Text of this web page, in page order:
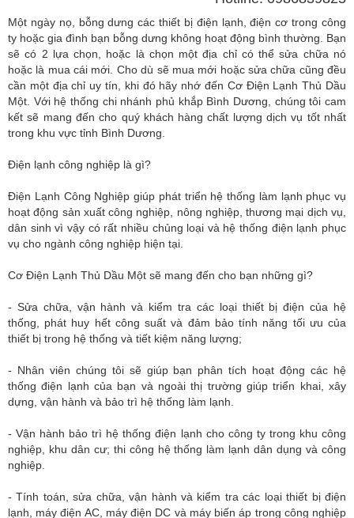
Một ngày nọ, bỗng dưng các thiết bị điện lạnh, điện cơ trong công
ty hoặc gia đình bạn bỗng dưng không hoạt động bình thường. Bạn
sẽ có 2 lựa chọn, hoặc là chọn một địa chỉ có thể sửa chữa nó
hoặc là mua cái mới. Cho dù sẽ mua mới hoặc sửa chữa cũng đều
cần một địa chỉ uy tín, khi đó hãy nhớ đến Cơ Điện Lạnh Thủ Dầu
Một. Với hệ thống chi nhánh phủ khắp Bình Dương, chúng tôi cam
kết sẽ mang đến cho quý khách hàng chất lượng dịch vụ tốt nhất
trong khu vực tỉnh Bình Dương.
Điện lạnh công nghiệp là gì?
Điện Lạnh Công Nghiệp giúp phát triển hệ thống làm lạnh phục vụ
hoạt động sản xuất công nghiệp, nông nghiệp, thương mại dịch vụ,
dân sinh vì vậy có rất nhiều chủng loại và hệ thống điện lạnh phục
vụ cho ngành công nghiệp hiện tại.
Cơ Điện Lạnh Thủ Dầu Một sẽ mang đến cho bạn những gì?
- Sửa chữa, vận hành và kiểm tra các loại thiết bị điện của hệ
thống, phát huy hết công suất và đảm bảo tính năng tối ưu của
thiết bị trong hệ thống và tiết kiệm năng lượng;
- Nhân viên chúng tôi sẽ giúp bạn phân tích hoạt động các hệ
thống điện lạnh của bạn và ngoài thị trường giúp triển khai, xây
dựng, vận hành và bảo trì hệ thống làm lạnh.
- Vận hành bảo trì hệ thống điện lạnh cho công ty trong khu công
nghiệp, khu dân cư; thi công hệ thống làm lạnh dân dụng và công
nghiệp.
- Tính toán, sửa chữa, vận hành và kiểm tra các loại thiết bị điện
lạnh, máy điện AC, máy điện DC và máy biến áp trong công nghiệp